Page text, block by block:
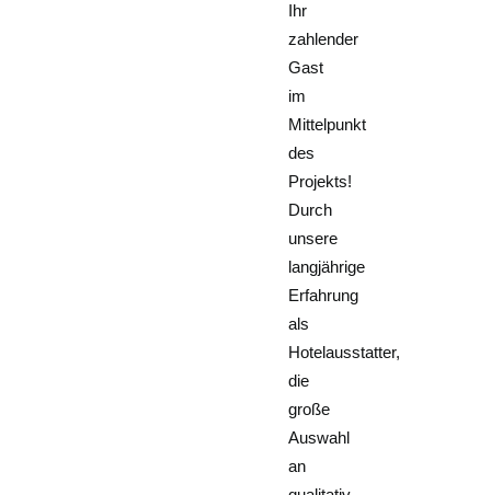
Ihr
zahlender
Gast
im
Mittelpunkt
des
Projekts!
Durch
unsere
langjährige
Erfahrung
als
Hotelausstatter,
die
große
Auswahl
an